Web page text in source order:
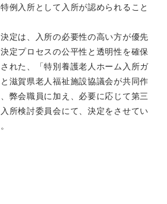
例入所として入所が認められること
定は、入所の必要性の高い方が優先
定プロセスの公平性と透明性を確保
れた、「特別養護老人ホーム入所ガ
滋賀県老人福祉施設協議会が共同作
弊会職員に加え、必要に応じて第三
所検討委員会にて、決定をさせてい